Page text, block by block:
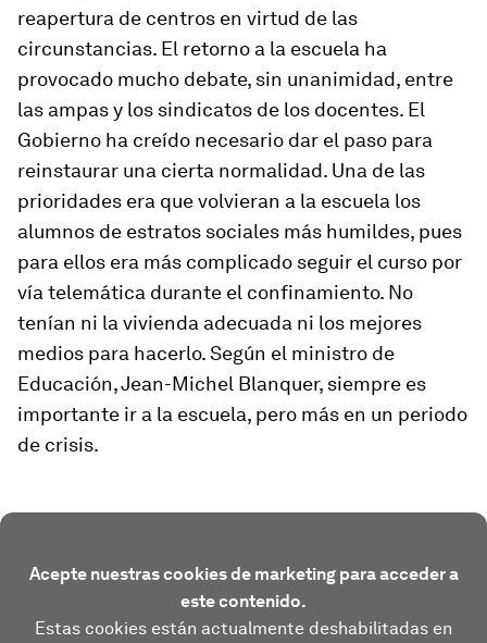
reapertura de centros en virtud de las
circunstancias. El retorno a la escuela ha
provocado mucho debate, sin unanimidad, entre
las ampas y los sindicatos de los docentes. El
Gobierno ha creído necesario dar el paso para
reinstaurar una cierta normalidad. Una de las
prioridades era que volvieran a la escuela los
alumnos de estratos sociales más humildes, pues
para ellos era más complicado seguir el curso por
vía telemática durante el confinamiento. No
tenían ni la vivienda adecuada ni los mejores
medios para hacerlo. Según el ministro de
Educación, Jean-Michel Blanquer, siempre es
importante ir a la escuela, pero más en un periodo
de crisis.
Acepte nuestras cookies de marketing para acceder a
este contenido.
Estas cookies están actualmente deshabilitadas en